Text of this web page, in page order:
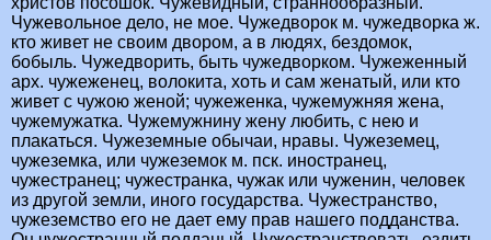
Чужевольное дело, не мое. Чужедворок м. чужедворка ж.
кто живет не своим двором, а в людях, бездомок,
бобыль. Чужедворить, быть чужедворком. Чужеженный
арх. чужеженец, волокита, хоть и сам женатый, или кто
живет с чужою женой; чужеженка, чужемужняя жена,
чужемужатка. Чужемужнину жену любить, с нею и
плакаться. Чужеземные обычаи, нравы. Чужеземец,
чужеземка, или чужеземок м. пск. иностранец,
чужестранец; чужестранка, чужак или чуженин, человек
из другой земли, иного государства. Чужестранство,
чужеземство его не дает ему прав нашего подданства.